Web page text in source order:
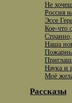
Не
Россия
Эссе
Кое-что
Странно,
Наша
Наука и
Моё
Рассказы